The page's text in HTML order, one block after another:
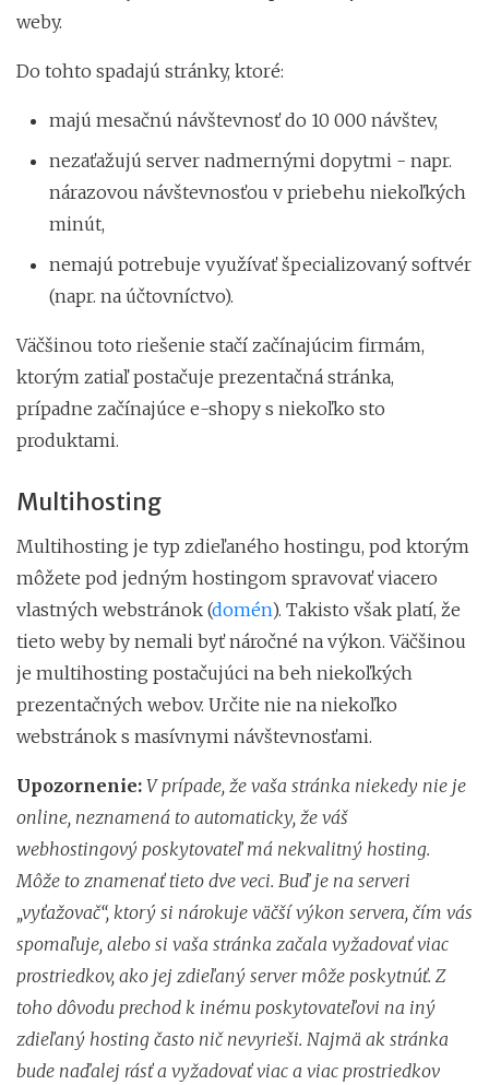
weby.
Do tohto spadajú stránky, ktoré:
majú mesačnú návštevnosť do 10 000 návštev,
nezaťažujú server nadmernými dopytmi - napr.
nárazovou návštevnosťou v priebehu niekoľkých
minút,
nemajú potrebuje využívať špecializovaný softvér
(napr. na účtovníctvo).
Väčšinou toto riešenie stačí začínajúcim firmám,
ktorým zatiaľ postačuje prezentačná stránka,
prípadne začínajúce e-shopy s niekoľko sto
produktami.
Multihosting
Multihosting je typ zdieľaného hostingu, pod ktorým
môžete pod jedným hostingom spravovať viacero
vlastných webstránok (domén). Takisto však platí, že
tieto weby by nemali byť náročné na výkon. Väčšinou
je multihosting postačujúci na beh niekoľkých
prezentačných webov. Určite nie na niekoľko
webstránok s masívnymi návštevnosťami.
Upozornenie: V prípade, že vaša stránka niekedy nie je
online, neznamená to automaticky, že váš
webhostingový poskytovateľ má nekvalitný hosting.
Môže to znamenať tieto dve veci. Buď je na serveri
„vyťažovač“, ktorý si nárokuje väčší výkon servera, čím vás
spomaľuje, alebo si vaša stránka začala vyžadovať viac
prostriedkov, ako jej zdieľaný server môže poskytnúť. Z
toho dôvodu prechod k inému poskytovateľovi na iný
zdieľaný hosting často nič nevyrieši. Najmä ak stránka
bude naďalej rásť a vyžadovať viac a viac prostriedkov